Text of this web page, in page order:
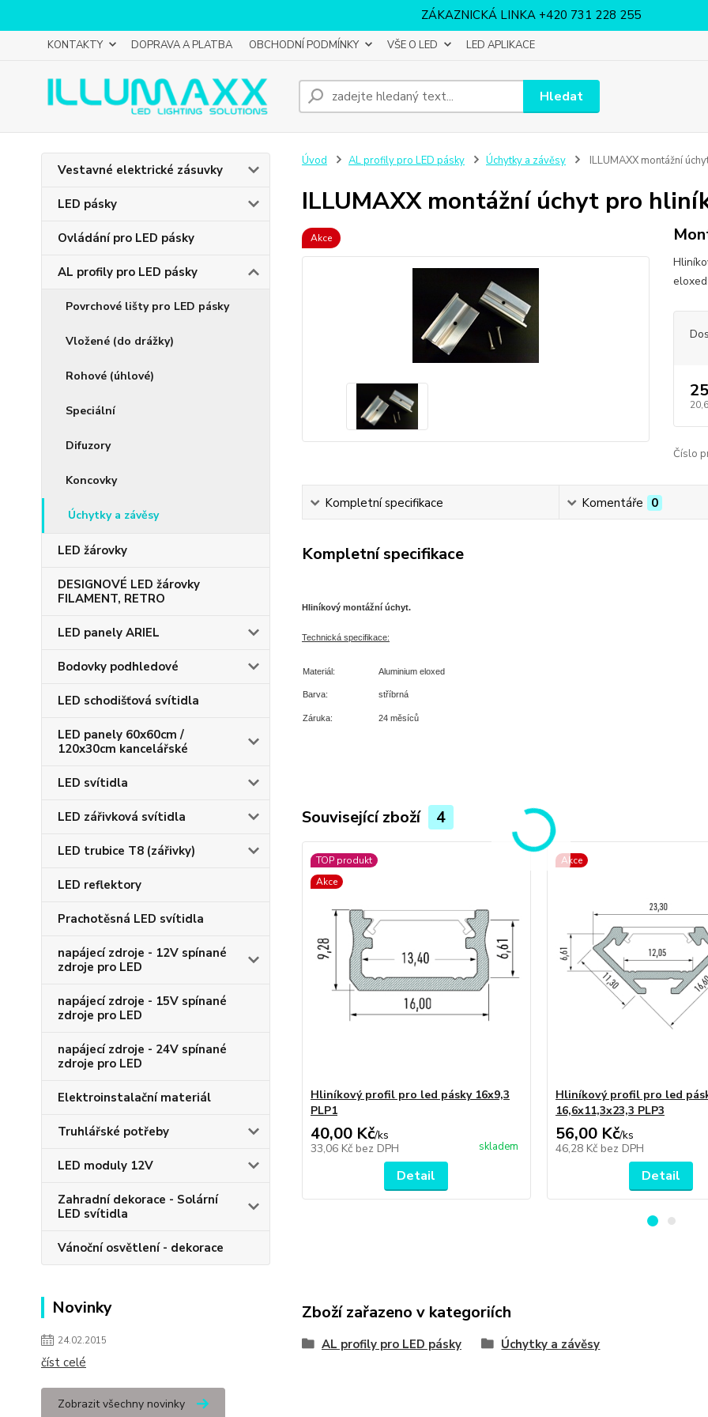
ZÁKAZNICKÁ LINKA +420 731 228 255
KONTAKTY DOPRAVA A PLATBA OBCHODNÍ PODMÍNKY VŠE O LED LED APLIKACE
Hledat
Vestavné elektrické zásuvky
LED pásky
Ovládání pro LED pásky
AL profily pro LED pásky
Povrchové lišty pro LED pásky
Vložené (do drážky)
Rohové (úhlové)
Speciální
Difuzory
Koncovky
Úchytky a závěsy
LED žárovky
DESIGNOVÉ LED žárovky
FILAMENT, RETRO
LED panely ARIEL
Bodovky podhledové
LED schodišťová svítidla
LED panely 60x60cm /
120x30cm kancelářské
LED svítidla
LED zářivková svítidla
LED trubice T8 (zářivky)
LED reflektory
Prachotěsná LED svítidla
napájecí zdroje - 12V spínané
zdroje pro LED
napájecí zdroje - 15V spínané
zdroje pro LED
napájecí zdroje - 24V spínané
zdroje pro LED
Elektroinstalační materiál
Truhlářské potřeby
LED moduly 12V
Zahradní dekorace - Solární
LED svítidla
Vánoční osvětlení - dekorace
Novinky
24.02.2015
číst celé
Zobrazit všechny novinky
Úvod AL profily pro LED pásky Úchytky a závěsy ILLUMAXX montážní
ILLUMAXX montážní úchyt pro
Akce
Číslo
Kompletní specifikace Komentáře 0
Kompletní specifikace
Hliníkový montážní úchyt.
Technická specifikace:
Materiál: Aluminium eloxed
Barva: stříbrná
Záruka: 24 měsíců
Související zboží 4
TOP produkt
Akce
Hliníkový profil pro led pásky 16x9,3
PLP1
40,00 Kč/ks
33,06 Kč bez DPH skladem
Detail
Akce
Hliníkový profil pro led
16,6x11,3x23,3 PLP3
56,00 Kč/ks
46,28 Kč bez DPH
Detail
Zboží zařazeno v kategoriích
AL profily pro LED pásky Úchytky a závěsy